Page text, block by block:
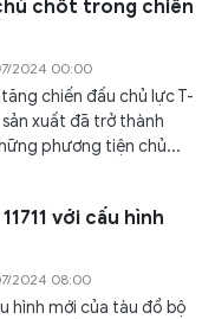
chốt trong chiến
2024 00:00
chiến đấu chủ lực T-
xuất đã trở thành
phương tiện chủ...
với cấu hình
2024 08:00
hình mới của tàu đổ bộ